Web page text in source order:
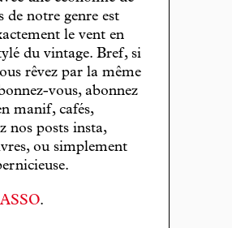
de notre genre est
le vent en
du vintage. Bref, si
rêvez par la même
vous, abonnez
manif, cafés,
nos posts insta,
ou simplement
.